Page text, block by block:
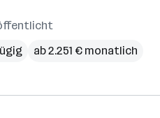
ab 2.251 € monatlich